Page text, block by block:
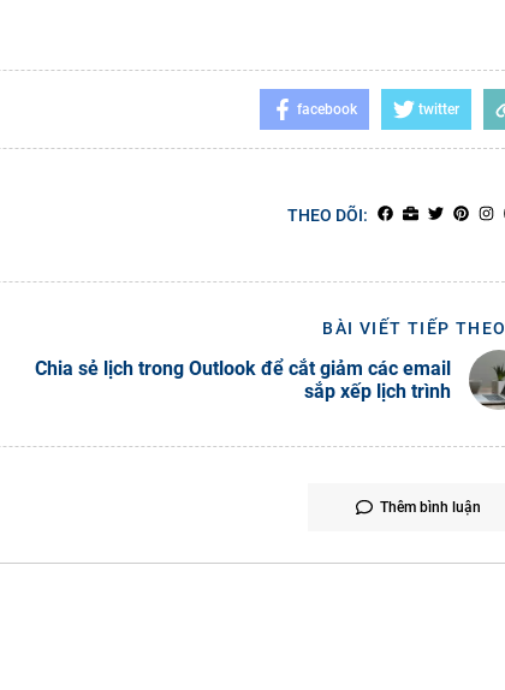
facebook twitter
THEO DÕI:
BÀI VIẾT TIẾP THEO
Chia sẻ lịch trong Outlook để cắt giảm các email
sắp xếp lịch trình
Thêm bình luận